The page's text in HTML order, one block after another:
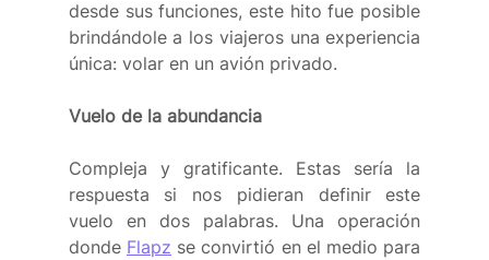
desde sus funciones, este hito fue posible
brindándole a los viajeros una experiencia
única: volar en un avión privado.
Vuelo de la abundancia
Compleja y gratificante. Estas sería la
respuesta si nos pidieran definir este
vuelo en dos palabras. Una operación
donde Flapz se convirtió en el medio para